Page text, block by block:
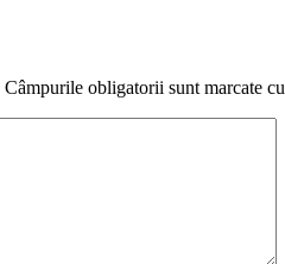
Câmpurile obligatorii sunt marcate cu